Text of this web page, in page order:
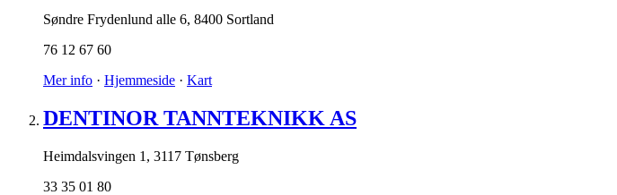
Søndre Frydenlund alle 6, 8400 Sortland
76 12 67 60
Mer info · Hjemmeside · Kart
DENTINOR TANNTEKNIKK AS
Heimdalsvingen 1 , 3117 Tønsberg
33 35 01 80